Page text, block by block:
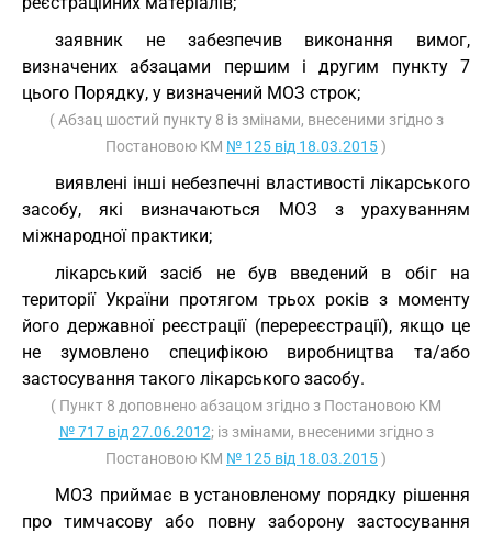
заявник не забезпечив виконання вимог,
визначених абзацами першим і другим пункту 7
цього Порядку, у визначений МОЗ строк;
( Абзац шостий пункту 8 із змінами, внесеними згідно з
Постановою КМ № 125 від 18.03.2015)
виявлені інші небезпечні властивості лікарського
засобу, які визначаються МОЗ з урахуванням
міжнародної практики;
лікарський засіб не був введений в обіг на
території України протягом трьох років з моменту
його державної реєстрації (перереєстрації), якщо це
не зумовлено специфікою виробництва та/або
застосування такого лікарського засобу.
( Пункт 8 доповнено абзацом згідно з Постановою КМ
№ 717 від 27.06.2012; із змінами, внесеними згідно з
Постановою КМ № 125 від 18.03.2015)
МОЗ приймає в установленому порядку рішення
про тимчасову або повну заборону застосування